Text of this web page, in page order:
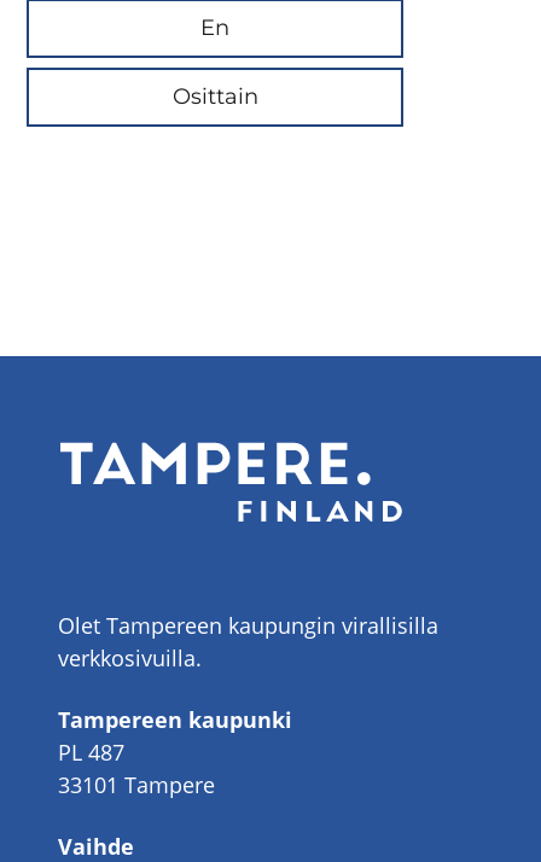
En
Osittain
Olet Tampereen kaupungin virallisilla
verkkosivuilla.
Tampereen kaupunki
PL 487
33101 Tampere
Vaihde